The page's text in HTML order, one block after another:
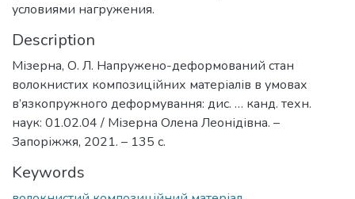
условиями нагружения.
Description
Мізерна, О. Л. Напружено-деформований стан
волокнистих композиційних матеріалів в умовах
в’язкопружного деформування: дис. … канд. техн.
наук: 01.02.04 / Мізерна Олена Леонідівна. –
Запоріжжя, 2021. – 135 с.
Keywords